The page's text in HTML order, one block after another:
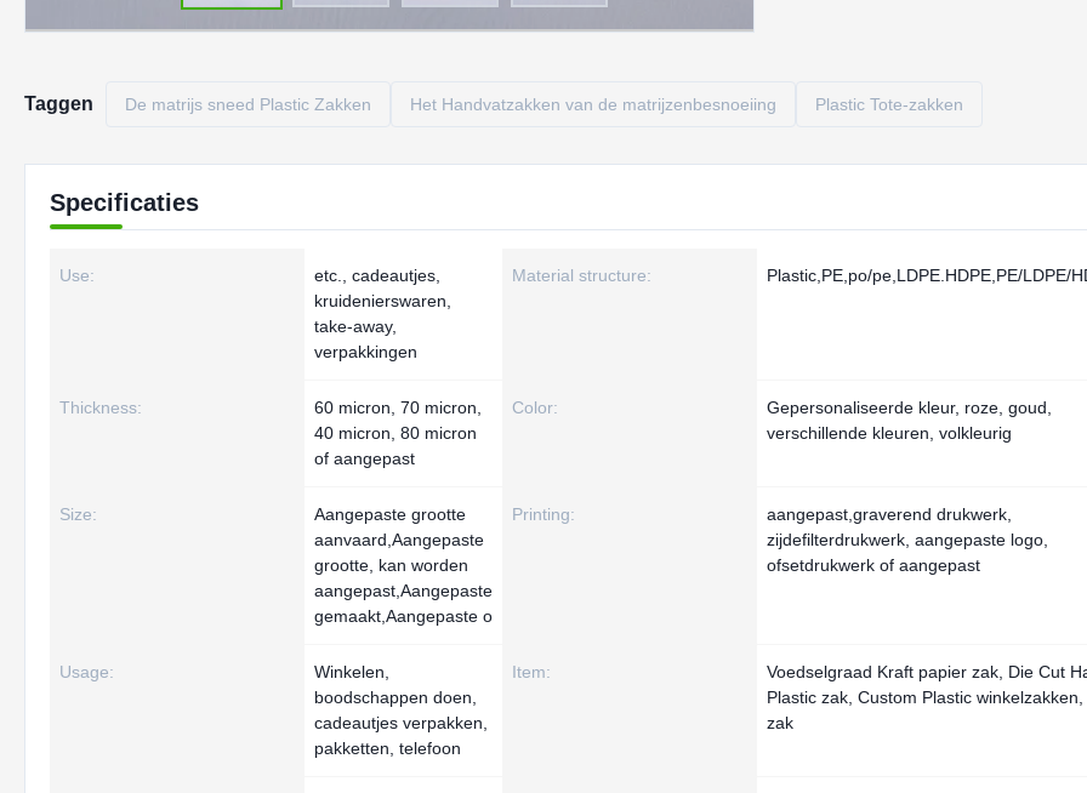
Taggen De matrijs sneed Plastic Zakken Het Handvatzakken van de matrijzenbesnoeiing Plastic Tote-zakken
Specificaties
Use:
etc., cadeautjes,
kruidenierswaren,
take-away,
verpakkingen
Material structure: Plastic,PE,po/pe,LDPE.HDPE,PE/LDPE/
Thickness:
60 micron, 70 micron,
40 micron, 80 micron
of aangepast
Color:
Gepersonaliseerde kleur, roze, goud,
verschillende kleuren, volkleurig
Size:
Aangepaste grootte
aanvaard,Aangepaste
grootte, kan worden
aangepast,Aangepaste
gemaakt,Aangepaste o
Printing:
aangepast,graverend drukwerk,
zijdefilterdrukwerk, aangepaste logo,
ofsetdrukwerk of aangepast
Usage:
Winkelen,
boodschappen doen,
cadeautjes verpakken,
pakketten, telefoon
Item:
Voedselgraad Kraft papier zak, Die Cut
Plastic zak, Custom Plastic
zak